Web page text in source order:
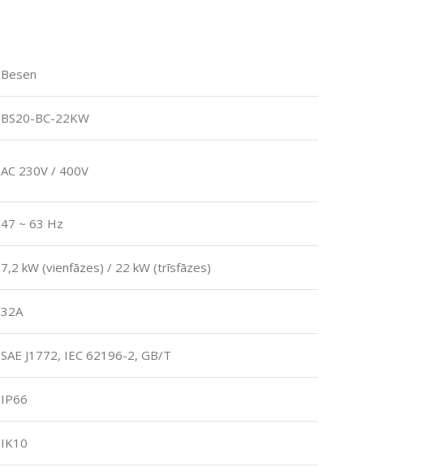
Besen
BS20-BC-22KW
AC 230V / 400V
47 ~ 63 Hz
7,2 kW (vienfāzes) / 22 kW (trīsfāzes)
32A
SAE J1772, IEC 62196-2, GB/T
IP66
IK10